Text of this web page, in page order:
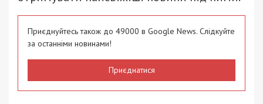
Приєднуйтесь також до 49000 в Google News. Слідкуйте
за останніми новинами!
Приєднатися